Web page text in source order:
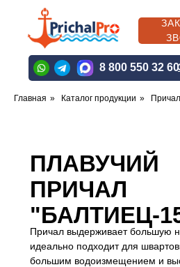
О
КОМПАНИИ
КАТАЛОГ
КОМПАНИИ
КАТАЛОГ
8 800 550 32 60
Главная » Каталог продукции »
Причал выдерживает большую
идеально подходит для
большим водоизмещением и
ПЛАВУЧИЙ
ПРИЧАЛ
"БАЛТИЕЦ-